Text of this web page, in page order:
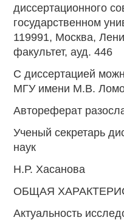
диссертационного
государственном
119991, Москва,
факультет, ауд. 446
С диссертацией
МГУ имени М.В.
Автореферат
Ученый секретарь
наук
Н.Р. Хасанова
ОБЩАЯ
Актуальность